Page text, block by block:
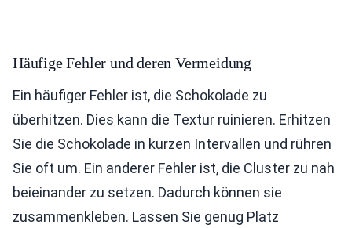
Häufige Fehler und deren Vermeidung
Ein häufiger Fehler ist, die Schokolade zu
überhitzen. Dies kann die Textur ruinieren. Erhitzen
Sie die Schokolade in kurzen Intervallen und rühren
Sie oft um. Ein anderer Fehler ist, die Cluster zu nah
beieinander zu setzen. Dadurch können sie
zusammenkleben. Lassen Sie genug Platz